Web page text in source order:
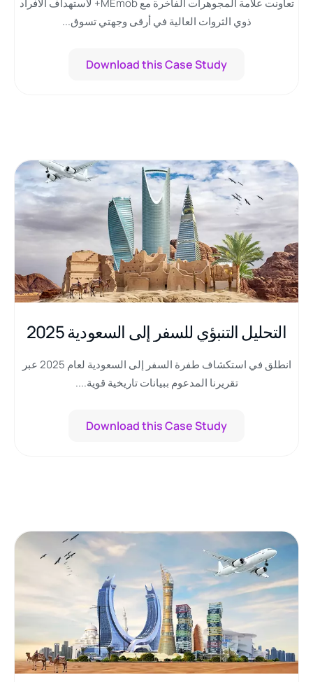
تعاونت علامة المجوهرات الفاخرة مع MEmob+ لاستهداف الأفراد
ذوي الثروات العالية في أرقى وجهتي تسوق...
Download this Case Study
التحليل التنبؤي للسفر إلى السعودية 2025
انطلق في استكشاف طفرة السفر إلى السعودية لعام 2025 عبر
تقريرنا المدعوم ببيانات تاريخية قوية....
Download this Case Study